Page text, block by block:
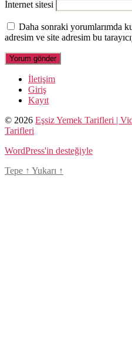
İnternet sitesi
Daha sonraki yorumlarımda
adresim ve site adresim bu
İletişim
Giriş
Kayıt
© 2026 Eşsiz Yemek Tarifleri |
Tarifleri
WordPress'in desteğiyle
Tepe ↑ Yukarı ↑